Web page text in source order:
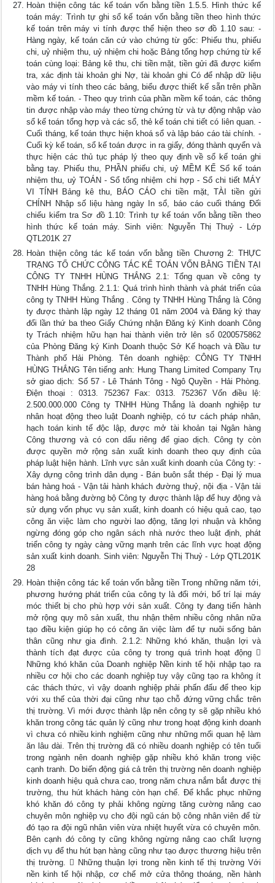
Hoàn thiện công tác kế toán vốn bằng tiền 1.5.5. Hình thức kế
toán máy: Trình tự ghi sổ kế toán vốn bằng tiền theo hình thức
kế toán trên máy vi tính được thể hiện theo sơ đồ 1.10 sau: -
Hàng ngày, kế toán căn cứ vào chứng từ gốc: Phiếu thu, phiếu
chi, uỷ nhiệm thu, uỷ nhiệm chi hoặc Bảng tổng hợp chứng từ kế
toán cùng loại: Bảng kê thu, chi tiền mặt, tiền gửi đã được kiểm
tra, xác định tài khoản ghi Nợ, tài khoản ghi Có để nhập dữ liệu
vào máy vi tính theo các bảng, biểu được thiết kế sẵn trên phần
mềm kế toán. - Theo quy trình của phần mềm kế toán, các thông
tin được nhập vào máy theo từng chứng từ và tự động nhập vào
sổ kế toán tổng hợp và các sổ, thẻ kế toán chi tiết có liên quan. -
Cuối tháng, kế toán thực hiện khoá sổ và lập báo cáo tài chính. -
Cuối kỳ kế toán, sổ kế toán được in ra giấy, đóng thành quyển và
thực hiện các thủ tục pháp lý theo quy định về sổ kế toán ghi
bằng tay. Phiếu thu, PHẦN phiếu chi, uỷ MỀM KẾ Sổ kế toán
nhiệm thu, uỷ TOÁN - Sổ tổng nhiệm chi hợp - Sổ chi tiết MÁY
VI TÍNH Bảng kê thu, BÁO CÁO chi tiền mặt, TÀI tiền gửi
CHÍNH Nhập số liệu hàng ngày In sổ, báo cáo cuối tháng Đối
chiếu kiểm tra Sơ đồ 1.10: Trình tự kế toán vốn bằng tiền theo
hình thức kế toán máy. Sinh viên: Nguyễn Thị Thuỷ - Lớp
QTL201K 27
Hoàn thiện công tác kế toán vốn bằng tiền Chương 2: THỰC
TRẠNG TỔ CHỨC CÔNG TÁC KẾ TOÁN VỐN BẰNG TIỀN TẠI
CÔNG TY TNHH HÙNG THẮNG 2.1: Tổng quan về công ty
TNHH Hùng Thắng. 2.1.1: Quá trình hình thành và phát triển của
công ty TNHH Hùng Thắng . Công ty TNHH Hùng Thắng là Công
ty được thành lập ngày 12 tháng 01 năm 2004 và Đăng ký thay
đổi lần thứ ba theo Giấy Chứng nhận Đăng ký Kinh doanh Công
ty Trách nhiệm hữu hạn hai thành viên trở lên số 0200575862
của Phòng Đăng ký Kinh Doanh thuộc Sở Kế hoạch và Đầu tư
Thành phố Hải Phòng. Tên doanh nghiệp: CÔNG TY TNHH
HÙNG THẮNG Tên tiếng anh: Hung Thang Limited Company Trụ
sở giao dịch: Số 57 - Lê Thánh Tông - Ngô Quyền - Hải Phòng.
Điện thoại : 0313. 752367 Fax: 0313. 752367 Vốn điều lệ:
2.500.000.000 Công ty TNHH Hùng Thắng là doanh nghiệp tư
nhân hoạt động theo luật Doanh nghiệp, có tư cách pháp nhân,
hạch toán kinh tế độc lập, được mở tài khoản tại Ngân hàng
Công thương và có con dấu riêng để giao dịch. Công ty còn
được quyền mở rộng sản xuất kinh doanh theo quy định của
pháp luật hiện hành. Lĩnh vực sản xuất kinh doanh của Công ty: -
Xây dựng công trình dân dụng - Bán buôn sắt thép - Đại lý mua
bán hàng hoá - Vận tải hành khách đường thuỷ, nội địa - Vận tải
hàng hoá bằng đường bộ Công ty được thành lập để huy động và
sử dụng vốn phục vụ sản xuất, kinh doanh có hiệu quả cao, tạo
công ăn việc làm cho người lao động, tăng lợi nhuận và không
ngừng đóng góp cho ngân sách nhà nước theo luật định, phát
triển công ty ngày càng vững mạnh trên các lĩnh vực hoạt động
sản xuất kinh doanh. Sinh viên: Nguyễn Thị Thuỷ - Lớp QTL201K
28
Hoàn thiện công tác kế toán vốn bằng tiền Trong những năm tới,
phương hướng phát triển của công ty là đổi mới, bố trí lại máy
móc thiết bị cho phù hợp với sản xuất. Công ty đang tiến hành
mở rộng quy mô sản xuất, thu nhận thêm nhiều công nhân nữa
tạo điều kiện giúp họ có công ăn việc làm để tự nuôi sống bản
thân cũng như gia đình. 2.1.2: Những khó khăn, thuận lợi và
thành tích đạt được của công ty trong quá trình hoạt động 
Những khó khăn của Doanh nghiệp Nền kinh tế hội nhập tạo ra
nhiều cơ hội cho các doanh nghiệp tuy vậy cũng tạo ra không ít
các thách thức, vì vậy doanh nghiệp phải phấn đấu để theo kịp
với xu thế của thời đại cũng như tạo chỗ đứng vững chắc trên
thị trường. Vì mới được thành lập nên công ty sẽ gặp nhiều khó
khăn trong công tác quản lý cũng như trong hoạt động kinh doanh
vì chưa có nhiều kinh nghiệm cũng như những mối quan hệ làm
ăn lâu dài. Trên thị trường đã có nhiều doanh nghiệp có tên tuổi
trong ngành nên doanh nghiệp gặp nhiều khó khăn trong việc
cạnh tranh. Do biến động giá cả trên thị trường nên doanh nghiệp
kinh doanh hiệu quả chưa cao, trong năm chưa nắm bắt được thị
trường, thu hút khách hàng còn hạn chế. Để khắc phục những
khó khăn đó công ty phải không ngừng tăng cường nâng cao
chuyên môn nghiệp vụ cho đội ngũ cán bộ công nhân viên để từ
đó tạo ra đội ngũ nhân viên vừa nhiệt huyết vừa có chuyên môn.
Bên cạnh đó công ty cũng không ngừng nâng cao chất lượng
dịch vụ để thu hút bạn hàng cũng như tạo được thương hiệu trên
thị trường.  Những thuận lợi trong nền kinh tế thị trường Với
nền kinh tế hội nhập, cơ chế mở cửa thông thoáng, nền hành